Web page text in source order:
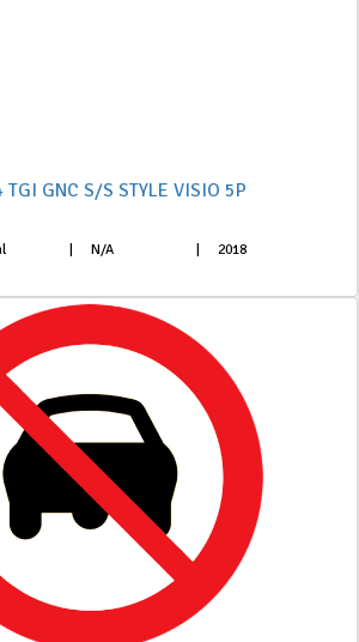
GNC S/S STYLE VISIO 5P
N/A 2018